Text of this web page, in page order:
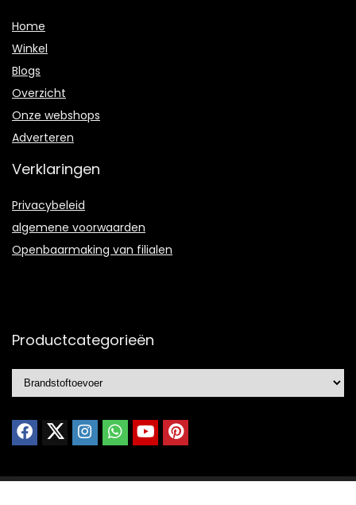
Home
Winkel
Blogs
Overzicht
Onze webshops
Adverteren
Verklaringen
Privacybeleid
algemene voorwaarden
Openbaarmaking van filialen
Productcategorieën